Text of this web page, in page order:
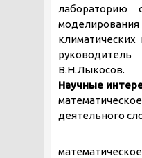
лабораторию
В.Н.Лыкосов.
Научные
деятельного